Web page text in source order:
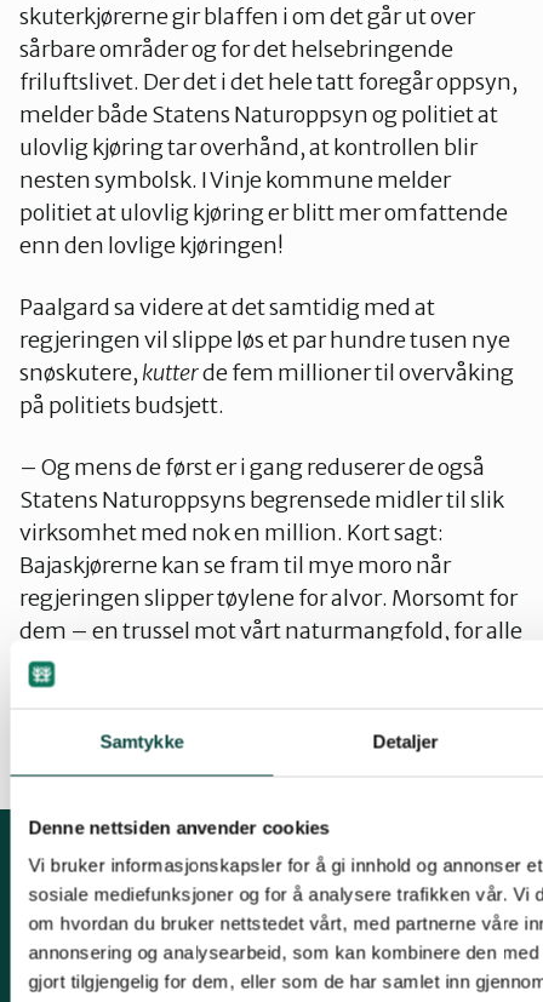
Samtykke Detaljer
Denne nettsiden anvender cookies
Vi bruker informasjonskapsler for å gi innhold og annonser
sosiale mediefunksjoner og for å analysere trafikken vår. Vi
om hvordan du bruker nettstedet vårt, med partnerne våre
annonsering og analysearbeid, som kan kombinere den
gjort tilgjengelig for dem, eller som de har samlet inn
skuterkjørerne gir blaffen i om det går ut over
sårbare områder og for det helsebringende
friluftslivet. Der det i det hele tatt foregår oppsyn,
melder både Statens Naturoppsyn og politiet at
ulovlig kjøring tar overhånd, at kontrollen blir
nesten symbolsk. I Vinje kommune melder
politiet at ulovlig kjøring er blitt mer omfattende
enn den lovlige kjøringen!
Paalgard sa videre at det samtidig med at
regjeringen vil slippe løs et par hundre tusen nye
snøskutere, kutterde fem millioner til overvåking
på politiets budsjett.
– Og mens de først er i gang reduserer de også
Statens Naturoppsyns begrensede midler til slik
virksomhet med nok en million. Kort sagt:
Bajaskjørerne kan se fram til mye moro når
regjeringen slipper tøylene for alvor. Morsomt for
dem – en trussel mot vårt naturmangfold, for alle
dyrene som har naturen som levested, og for det
umotoriserte
Kontakt oss
E-post:naturvern@naturvernforbundet.no